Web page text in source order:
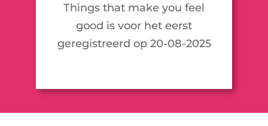
Things that make you feel
good is voor het eerst
geregistreerd op 20-08-2025